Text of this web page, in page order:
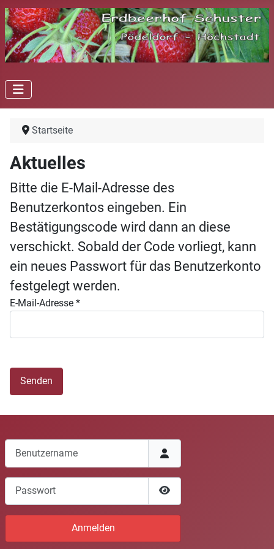
Startseite
Aktuelles
Bitte die E-Mail-Adresse des
Benutzerkontos eingeben. Ein
Bestätigungscode wird dann an diese
verschickt. Sobald der Code vorliegt, kann
ein neues Passwort für das Benutzerkonto
festgelegt werden.
E-Mail-Adresse *
Senden
Passwort
Passwort anzeigen
Anmelden